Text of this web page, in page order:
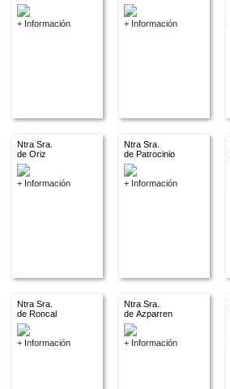
+ Información + Información
Ntra Sra.
de Oriz
+ Información
Ntra Sra.
de Patrocinio
+ Información
Ntra Sra.
de Roncal
+ Información
Ntra Sra.
de Azparren
+ Información